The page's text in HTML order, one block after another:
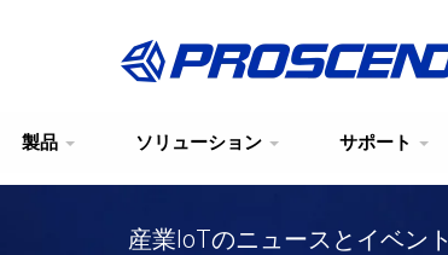
製品 ソリューション サポート
産業IoTのニュースとイベント